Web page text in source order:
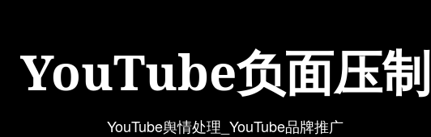
YouTube负面压制
YouTube舆情处理_YouTube品牌推广